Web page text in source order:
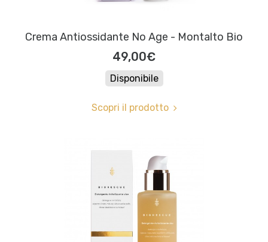
Crema Antiossidante No Age - Montalto Bio
49,00€
Disponibile
Scopri il prodotto